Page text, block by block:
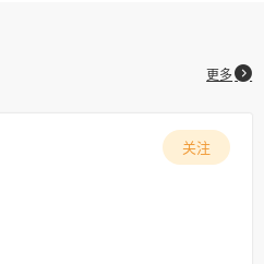
更多
关注